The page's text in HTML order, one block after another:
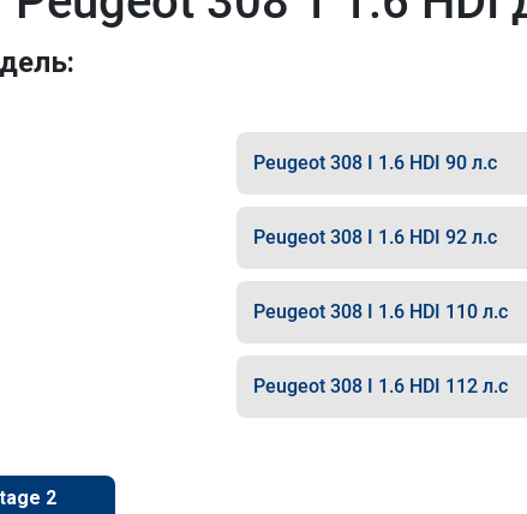
Peugeot 308 I 1.6 HDI 90 л.с
Peugeot 308 I 1.6 HDI 92 л.с
Peugeot 308 I 1.6 HDI 110 л.с
Peugeot 308 I 1.6 HDI 112 л.с
2